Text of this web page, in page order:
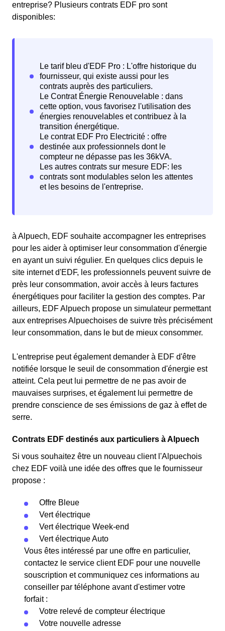
entreprise? Plusieurs contrats EDF pro sont
disponibles:
à Alpuech, EDF souhaite accompagner les entreprises
pour les aider à optimiser leur consommation d'énergie
en ayant un suivi régulier. En quelques clics depuis le
site internet d'EDF, les professionnels peuvent suivre de
près leur consommation, avoir accès à leurs factures
énergétiques pour faciliter la gestion des comptes. Par
ailleurs, EDF Alpuech propose un simulateur permettant
aux entreprises Alpuechoises de suivre très précisément
leur consommation, dans le but de mieux consommer.
L'entreprise peut également demander à EDF d'être
notifiée lorsque le seuil de consommation d'énergie est
atteint. Cela peut lui permettre de ne pas avoir de
mauvaises surprises, et également lui permettre de
prendre conscience de ses émissions de gaz à effet de
serre.
Contrats EDF destinés aux particuliers à Alpuech
Si vous souhaitez être un nouveau client l'Alpuechois
chez EDF voilà une idée des offres que le fournisseur
propose :
Offre Bleue
Vert électrique
Vert électrique Week-end
Vert électrique Auto
Vous êtes intéressé par une offre en particulier,
contactez le service client EDF pour une nouvelle
souscription et communiquez ces informations au
conseiller par téléphone avant d'estimer votre
forfait :
Votre relevé de compteur électrique
Votre nouvelle adresse